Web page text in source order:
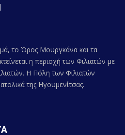
το Όρος Μουργκάνα και τα
η περιοχή των Φιλιατών με
Η Πόλη των Φιλιατών
της Ηγουμενίτσας.